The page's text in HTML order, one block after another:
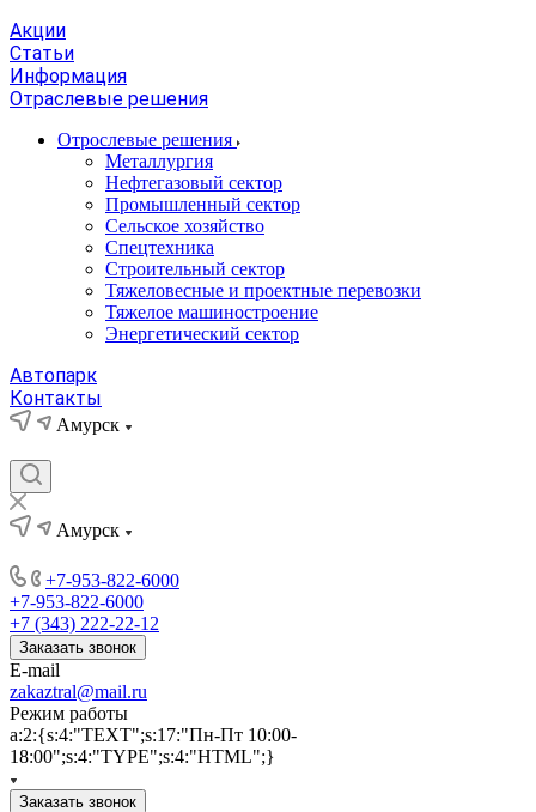
Акции
Статьи
Информация
Отраслевые решения
Отрослевые решения
Металлургия
Нефтегазовый сектор
Промышленный сектор
Сельское хозяйство
Спецтехника
Строительный сектор
Тяжеловесные и проектные перевозки
Тяжелое машиностроение
Энергетический сектор
Автопарк
Контакты
Амурск
Амурск
+7-953-822-6000
+7-953-822-6000
+7 (343) 222-22-12
Заказать звонок
E-mail
zakaztral@mail.ru
Режим работы
a:2:{s:4:"TEXT";s:17:"Пн-Пт 10:00-
18:00";s:4:"TYPE";s:4:"HTML";}
Заказать звонок